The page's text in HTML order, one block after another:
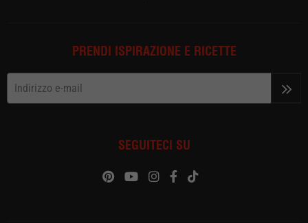
PRENDI ISPIRAZIONE E RICETTE
SEGUITECI SU